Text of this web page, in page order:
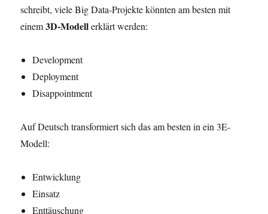
schreibt, viele Big Data-Projekte könnten am besten mit
einem3D-Modellerklärt werden:
Development
Deployment
Disappointment
Auf Deutsch transformiert sich das am besten in ein 3E-
Modell:
Entwicklung
Einsatz
Enttäuschung